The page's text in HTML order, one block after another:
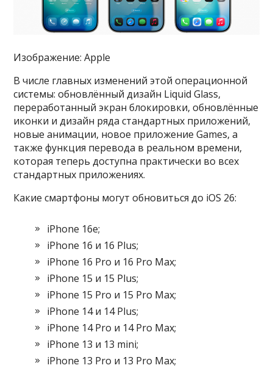
Изображение: Apple
В числе главных изменений этой операционной
системы: обновлённый дизайн Liquid Glass,
переработанный экран блокировки, обновлённые
иконки и дизайн ряда стандартных приложений,
новые анимации, новое приложение Games, а
также функция перевода в реальном времени,
которая теперь доступна практически во всех
стандартных приложениях.
Какие смартфоны могут обновиться до iOS 26:
iPhone 16e;
iPhone 16 и 16 Plus;
iPhone 16 Pro и 16 Pro Max;
iPhone 15 и 15 Plus;
iPhone 15 Pro и 15 Pro Max;
iPhone 14 и 14 Plus;
iPhone 14 Pro и 14 Pro Max;
iPhone 13 и 13 mini;
iPhone 13 Pro и 13 Pro Max;